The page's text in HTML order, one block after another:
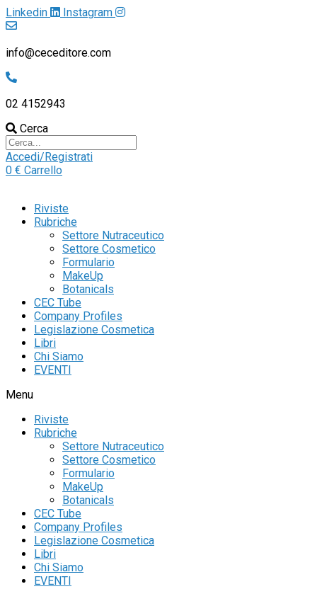
Linkedin Instagram
info@ceceditore.com
02 4152943
Cerca
Accedi/Registrati
0 € Carrello
Riviste
Rubriche
Settore Nutraceutico
Settore Cosmetico
Formulario
MakeUp
Botanicals
CEC Tube
Company Profiles
Legislazione Cosmetica
Libri
Chi Siamo
EVENTI
Menu
Riviste
Rubriche
Settore Nutraceutico
Settore Cosmetico
Formulario
MakeUp
Botanicals
CEC Tube
Company Profiles
Legislazione Cosmetica
Libri
Chi Siamo
EVENTI